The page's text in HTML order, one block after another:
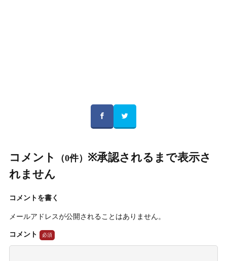
コメント （0件） ※承認されるまで表示さ
れません
コメントを書く
メールアドレスが公開されることはありません。
コメント